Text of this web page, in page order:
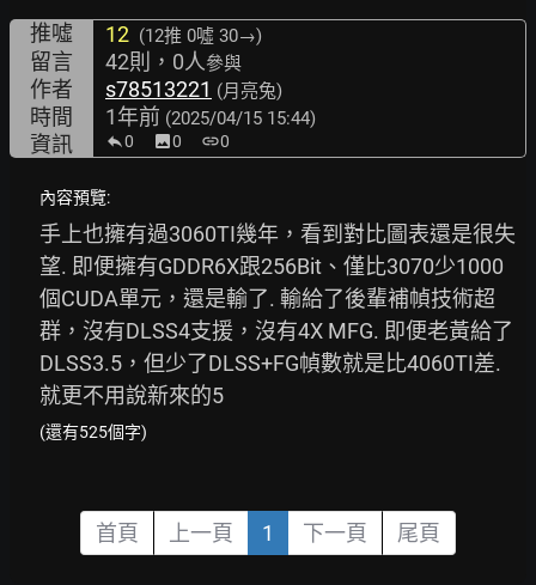
推噓
12 (12推 0噓 30→)
留言 42則，0人參與
作者 s78513221 (月亮兔)
時間 1年前 (2025/04/15 15:44)
資訊 0 image0 link0
內容預覽:
手上也擁有過3060TI幾年，看到對比圖表還是很失
望. 即便擁有GDDR6X跟256Bit、僅比3070少1000
個CUDA單元，還是輸了. 輸給了後輩補幀技術超
群，沒有DLSS4支援，沒有4X MFG. 即便老黃給了
DLSS3.5，但少了DLSS+FG幀數就是比4060TI差.
就更不用說新來的5
(還有525個字)
首頁 上一頁 1 下一頁 尾頁